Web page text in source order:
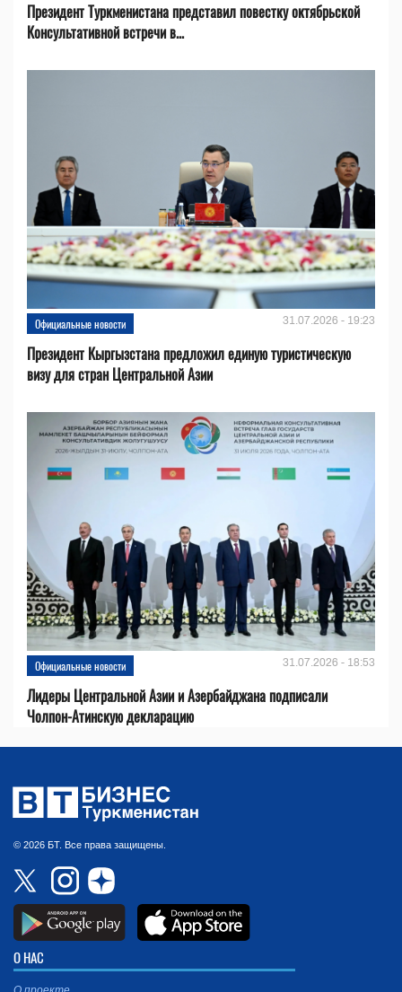
Президент Туркменистана представил повестку октябрьской
Консультативной встречи в...
Официальные новости 31.07.2026 - 19:23
Президент Кыргызстана предложил единую туристическую
визу для стран Центральной Азии
Официальные новости 31.07.2026 - 18:53
Лидеры Центральной Азии и Азербайджана подписали
Чолпон-Атинскую декларацию
© 2026 БТ. Все права защищены.
О НАС